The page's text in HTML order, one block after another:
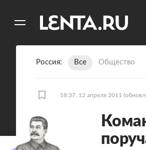
Россия Все Общество
18:37, 12 апреля 2011